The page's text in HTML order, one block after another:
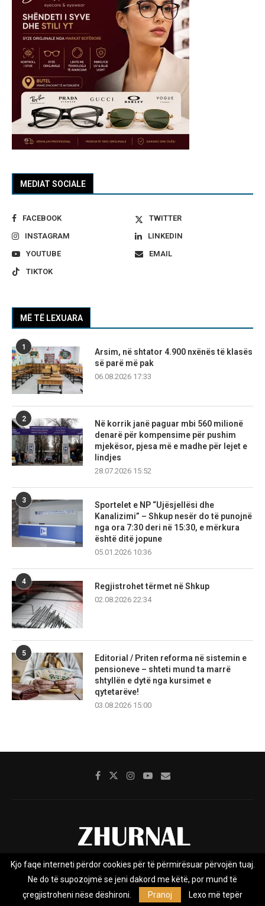
MEDIAT SOCIALE
FACEBOOK
TWITTER
INSTAGRAM
LINKEDIN
YOUTUBE
EMAIL
TIKTOK
MË TË LEXUARA
1
Arsim, në shtator 4.900 nxënës të klasës
së parë më pak
06.08.2026 17:33
2
Në korrik janë paguar mbi 560 milionë
denarë për kompensime për pushim
mjekësor, pjesa më e madhe për lejet e
lindjes
28.07.2026 15:52
3
Sportelet e NP “Ujësjellësi dhe
Kanalizimi” – Shkup nesër do të punojnë
nga ora 7:30 deri në 15:30, e mërkura
është ditë jopune
05.01.2026 10:36
4
Regjistrohet tërmet në Shkup
02.08.2026 22:34
5
Editorial / Priten reforma në sistemin e
pensioneve – shteti mund ta marrë
shtyllën e dytë nga kursimet e
qytetarëve!
03.08.2026 15:00
Rreth nesh Impresumi Marketing
Privacy Policy
Kjo faqe interneti përdor cookies për të përmirësuar përvojën tuaj.
Ne do të supozojmë se jeni dakord me këtë, por mund të
çregjistroheni nëse dëshironi.
Pranoj Lexo më tepër